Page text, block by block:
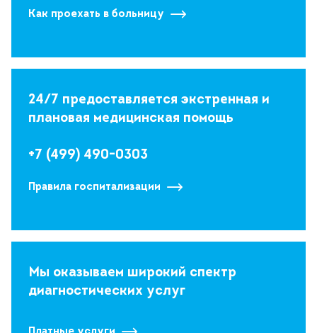
Как проехать в больницу
24/7 предоставляется экстренная и
плановая медицинская помощь
+7 (499) 490-0303
Правила госпитализации
Мы оказываем широкий спектр
диагностических услуг